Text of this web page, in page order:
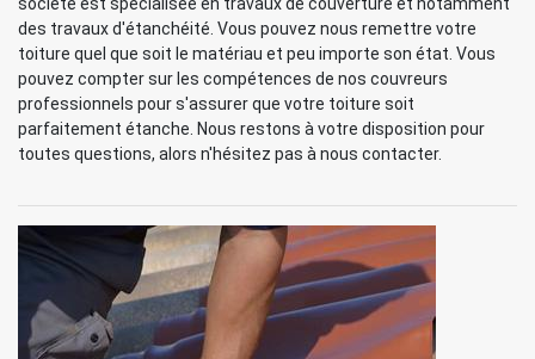
des travaux d'étanchéité. Vous pouvez nous remettre votre
toiture quel que soit le matériau et peu importe son état. Vous
pouvez compter sur les compétences de nos couvreurs
professionnels pour s'assurer que votre toiture soit
parfaitement étanche. Nous restons à votre disposition pour
toutes questions, alors n'hésitez pas à nous contacter.